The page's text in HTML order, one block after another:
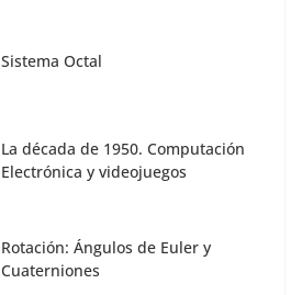
Sistema Octal
La década de 1950. Computación
Electrónica y videojuegos
Rotación: Ángulos de Euler y
Cuaterniones